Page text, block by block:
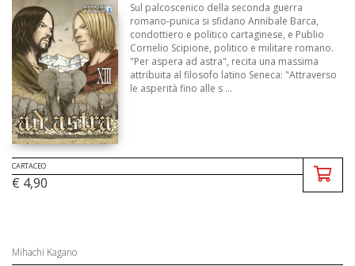
Sul palcoscenico della seconda guerra
romano-punica si sfidano Annibale Barca,
condottiero e politico cartaginese, e Publio
Cornelio Scipione, politico e militare romano.
"Per aspera ad astra", recita una massima
attribuita al filosofo latino Seneca: "Attraverso
le asperità fino alle s ...
CARTACEO
€ 4,90
Mihachi Kagano